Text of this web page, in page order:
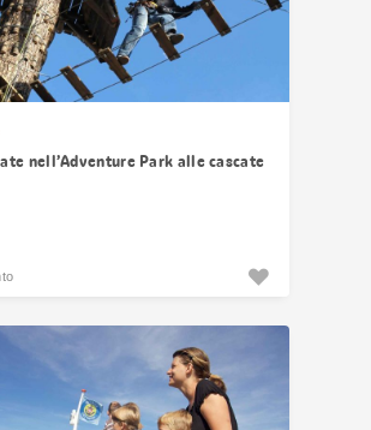
nell’Adventure Park alle cascate